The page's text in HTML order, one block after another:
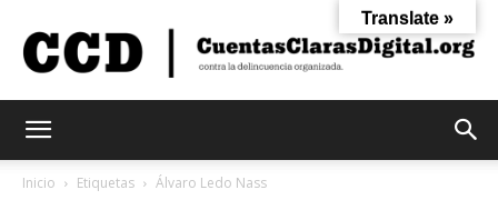
Inicio Etiquetas Álvaro Ledo Nass
Translate »